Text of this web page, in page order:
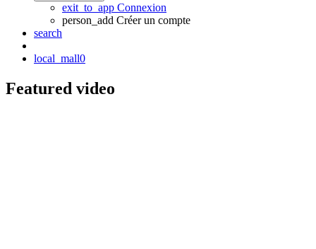
exit_to_app Connexion
person_add Créer un compte
search
local_mall0
Featured video